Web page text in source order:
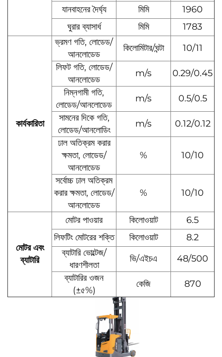
যানবাহনের দৈর্ঘ্য মিমি
1960
ঘুরার ব্যাসার্ধ
মিমি 1783
কার্যকারিতা
ভ্রমণ গতি, লোডেড/
আনলোডেড
কিলোমিটার/ঘন্টা
10/11
লিফট গতি, লোডেড/
আনলোডেড
m/s
0.29/0.45
নিম্নগামী গতি,
লোডেড/আনলোডেড
m/s
0.5/0.5
সামনের দিকে গতি,
লোডেড/আনলোডিং
m/s
0.12/0.12
ঢাল অতিক্রম করার
ক্ষমতা, লোডেড/
আনলোডেড
% 10/10
সর্বোচ্চ ঢাল অতিক্রম
করার ক্ষমতা, লোডেড/
আনলোডেড
% 10/10
মোটর এবং
ব্যাটারি
মোটর পাওয়ার কিলোওয়াট
6.5
লিফটিং মোটরের শক্তি
কিলোওয়াট
8.2
ব্যাটারি ভোল্টেজ/
ধারণশীলতা
ভি/এইচএ
48/500
ব্যাটারির ওজন
(±৫%)
কেজি 870